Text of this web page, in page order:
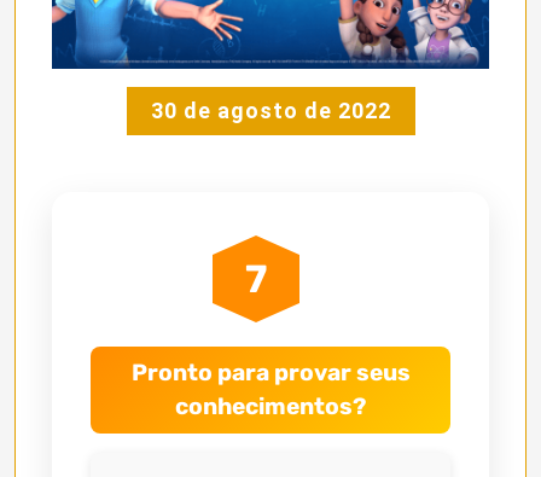
30 de agosto de 2022
7
Pronto para provar seus
conhecimentos?